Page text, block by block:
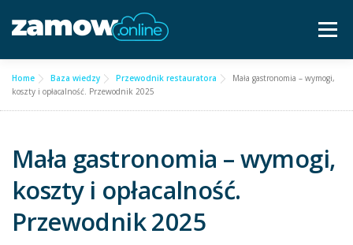
do
Menu
Dla gastronomii ▿ Cennik Częste pytania
Baza wiedzy
Bezpłatna konsultacja
Home Baza wiedzy Przewodnik restauratora
Mała gastronomia – wymogi,
koszty i opłacalność. Przewodnik 2025
Mała gastronomia – wymogi,
koszty i opłacalność.
Przewodnik 2025